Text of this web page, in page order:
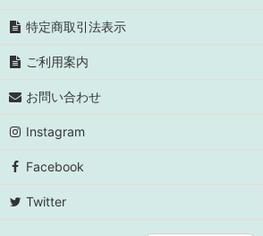
特定商取引法表示
ご利用案内
お問い合わせ
Instagram
Facebook
Twitter